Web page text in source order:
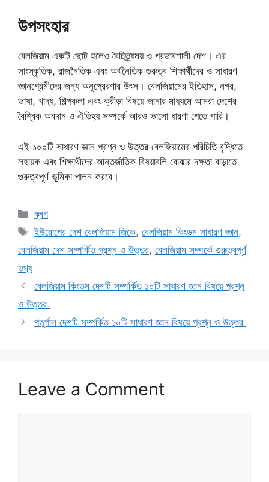
উপসংহার
বেলজিয়াম একটি ছোট হলেও বৈচিত্র্যময় ও প্রভাবশালী দেশ। এর
সাংস্কৃতিক, রাজনৈতিক এবং অর্থনৈতিক গুরুত্ব শিক্ষার্থীদের ও সাধারণ
জ্ঞানপ্রেমীদের জন্য অনুপ্রেরণার উৎস। বেলজিয়ামের ইতিহাস, নগর,
ভাষা, খাদ্য, শিল্পকলা এবং ক্রীড়া বিষয়ে জানার মাধ্যমে আমরা দেশের
বৈশ্বিক অবদান ও ঐতিহ্য সম্পর্কে আরও ভালো ধারণা পেতে পারি।
এই ১০০টি সাধারণ জ্ঞান প্রশ্ন ও উত্তর বেলজিয়ামের পরিচিতি বৃদ্ধিতে
সহায়ক এবং শিক্ষার্থীদের আন্তর্জাতিক বিষয়াবলি বোঝার দক্ষতা বাড়াতে
গুরুত্বপূর্ণ ভূমিকা পালন করবে।
Categories
ব্লগ
Tags
ইউরোপের দেশ বেলজিয়াম জিকে,বেলজিয়াম কিংডম সাধারণ জ্ঞান,
বেলজিয়াম দেশ সম্পর্কিত প্রশ্ন ও উত্তর, বেলজিয়াম সম্পর্কে গুরুত্বপূর্ণ
তথ্য
বেলজিয়াম কিংডম দেশটি সম্পর্কিত ১০টি সাধারণ জ্ঞান বিষয়ে প্রশ্ন
ও উত্তর
পতুর্গাল দেশটি সম্পর্কিত ১০টি সাধারণ জ্ঞান বিষয়ে প্রশ্ন ও উত্তর
Leave a Comment